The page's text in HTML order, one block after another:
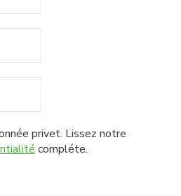
privet. Lissez notre
compléte.